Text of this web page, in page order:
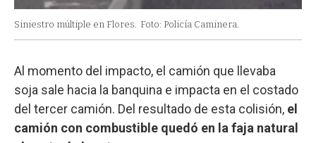
Siniestro múltiple en Flores. Foto: Policía Caminera.
Al momento del impacto, el camión que llevaba
soja sale hacia la banquina e impacta en el costado
del tercer camión. Del resultado de esta colisión, el
camión con combustible quedó en la faja natural